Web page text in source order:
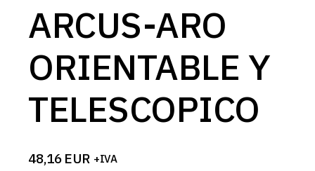
ARCUS-ARO
ORIENTABLE Y
TELESCOPICO
48,16 EUR +IVA